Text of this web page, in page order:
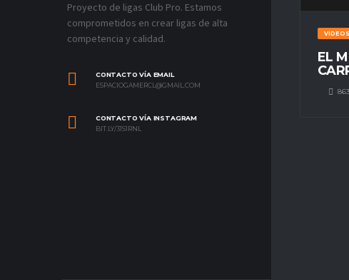
EL
863
Proyecto de ligas Club Pro. Estamos
comprometidos en crear ligas de alta
competencia y calidad.
CONTACTO VÍA EMAIL
ESPACIOGAMERCL@GMAIL.COM
CONTACTO VÍA INSTAGRAM
BIT.LY/31S1RNL